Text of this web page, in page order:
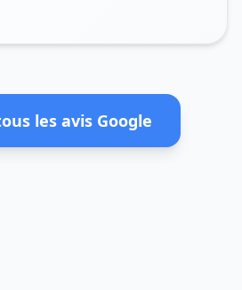
les avis Google